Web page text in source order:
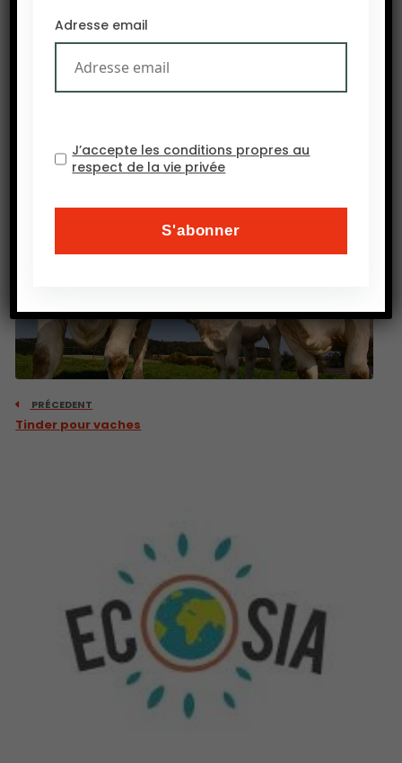
fast food que des restaurants de luxe.
Source : AgFunder
PRÉCEDENT
Tinder pour vaches
Adresse email
J’accepte les conditions propres au
respect de la vie privée